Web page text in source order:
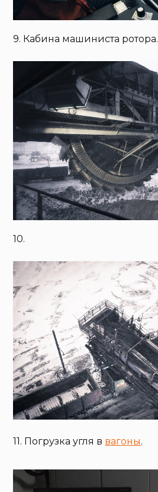
9. Кабина машиниста ротора.
10.
11. Погрузка угля в вагоны.